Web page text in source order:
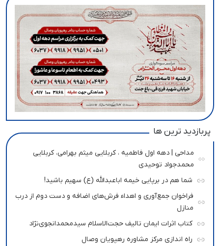
پربازدید ترین ها
مداحی | دهه اول فاطمیه ، کربلایی میثم بهرامی، کربلایی
محمدجواد توحیدی
شما هم در برپایی خیمه اباعبدالله (ع) سهیم باشید!
فراخوان جمع‌آوری و اهداء فرش‌های اضافه و دست دوم از درب
منازل
کتاب اثرات ایمان تالیف حجت‌الاسلام سیدمحمدانجوی‌نژاد
راه اندازی مرکز مشاوره رهپویان وصال